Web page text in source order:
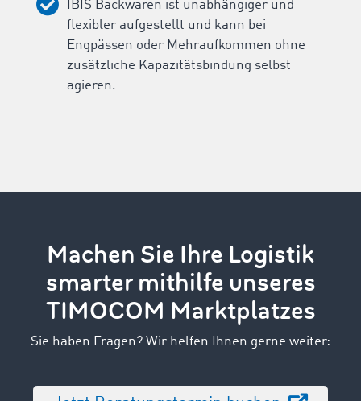
IBIS Backwaren ist unabhängiger und
flexibler aufgestellt und kann bei
Engpässen oder Mehraufkommen ohne
zusätzliche Kapazitätsbindung selbst
agieren.
Machen Sie Ihre Logistik
smarter mithilfe unseres
TIMOCOM Marktplatzes
Sie haben Fragen? Wir helfen Ihnen gerne weiter: